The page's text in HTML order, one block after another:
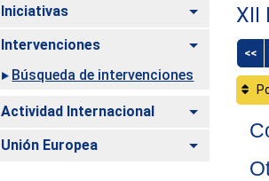
Iniciativas Alternar
Intervenciones
Alternar
Búsqueda de intervenciones
Actividad Internacional Alternar
Unión Europea Alternar
XII
<<